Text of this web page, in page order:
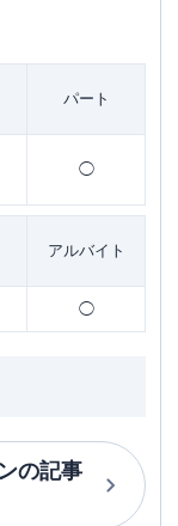
パート
◯
アルバイト
◯
の記事